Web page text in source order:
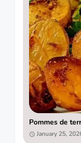
Pommes de
January 25,